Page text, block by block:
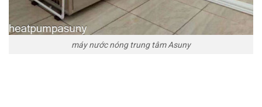
máy nước nóng trung tâm Asuny